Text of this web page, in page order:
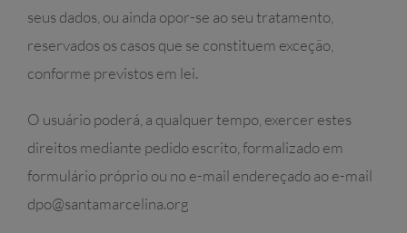
seus dados, ou ainda opor-se ao seu tratamento,
reservados os casos que se constituem exceção,
conforme previstos em lei.
O usuário poderá, a qualquer tempo, exercer estes
direitos mediante pedido escrito, formalizado em
formulário próprio ou no e-mail endereçado ao e-mail
dpo@santamarcelina.org